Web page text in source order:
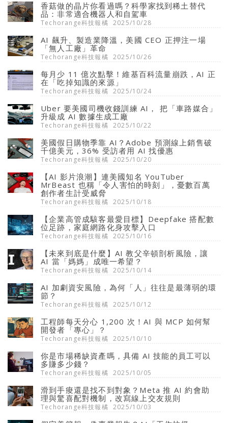
香菇做的晶片你看過嗎？科學家找到稀土替代
品：非常適合機器人和自駕車
Techorange科技報橘 2025/10/28
AI 飆升、製造業降溫，美國 CEO 正押注一場
「無人工廠」革命
Techorange科技報橘 2025/10/26
每月少 11 億次點擊！維基百科流量崩跌，AI 正
在「吃掉知識的來源」
Techorange科技報橘 2025/10/24
Uber 要美國司機收錢訓練 AI， 把「車路媒合」
升級成 AI 數據生成工廠
Techorange科技報橘 2025/10/22
美國假日購物季靠 AI？Adobe 預測線上銷售破
千億美元，36% 受訪者用 AI 找優惠
Techorange科技報橘 2025/10/20
【AI 影片浪潮】連美國知名 YouTuber
MrBeast 也稱「令人害怕的時刻」，憂數百萬
創作者生計受威脅
Techorange科技報橘 2025/10/18
【企業高管成駭客最愛目標】Deepfake 搭配數
位足跡，家庭網路化身攻擊入口
Techorange科技報橘 2025/10/16
【未來到底是什麼】AI 教父辛頓剖析風險，讓
AI 當「媽媽」成唯一希望？
Techorange科技報橘 2025/10/14
AI 加劇資安風險，為何「人」往往是最薄弱的環
節？
Techorange科技報橘 2025/10/12
工程師每天分心 1,200 次！AI 與 MCP 如何幫
開發者「專心」？
Techorange科技報橘 2025/10/10
你是市場稀缺資產嗎，具備 AI 技能的員工可以
多賺多少錢？
Techorange科技報橘 2025/10/05
滑到手痠還是找不到對象？Meta 推 AI 約會助
理與驚喜配對機制，改寫線上交友規則
Techorange科技報橘 2025/10/03